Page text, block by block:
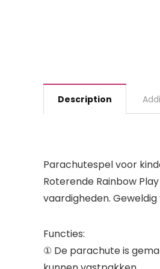
Description
Parachutespel voor
Roterende Rainbow
vaardigheden.
Functies:
① De parachute is